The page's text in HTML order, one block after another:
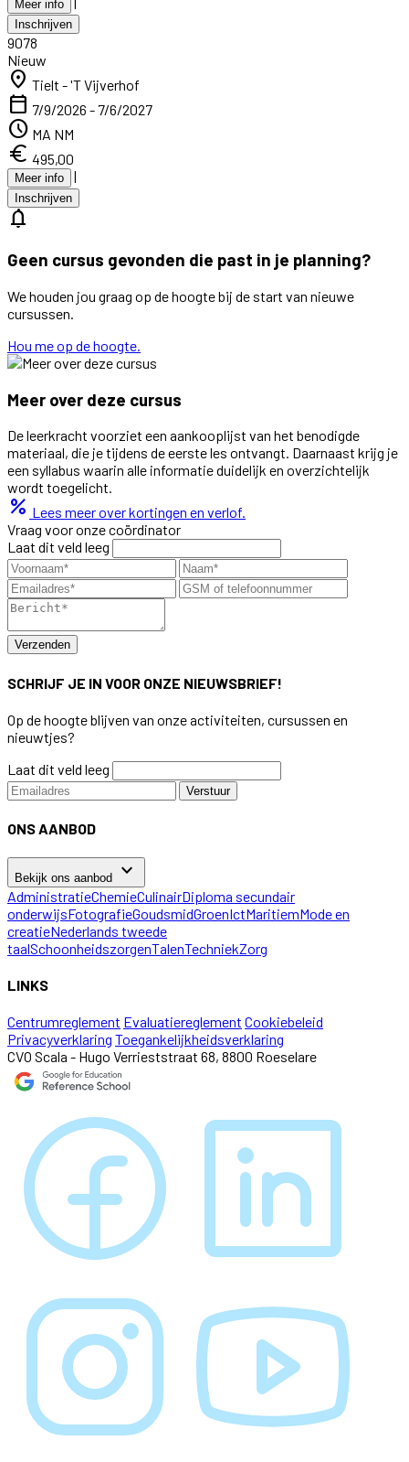
Meer info
Inschrijven
9078
Nieuw
location_on Tielt - 'T Vijverhof
calendar_today 7/9/2026 - 7/6/2027
schedule MA NM
euro 495,00
Meer info |
Inschrijven
notifications
Geen cursus gevonden die past in je planning?
We houden jou graag op de hoogte bij de start van nieuwe
cursussen.
Hou me op de hoogte.
Meer over deze cursus
De leerkracht voorziet een aankooplijst van het benodigde
materiaal, die je tijdens de eerste les ontvangt. Daarnaast krijg je
een syllabus waarin alle informatie duidelijk en overzichtelijk
wordt toegelicht.
percent Lees meer over kortingen en verlof.
Vraag voor onze coördinator
Laat dit veld leeg
Verzenden
SCHRIJF JE IN VOOR ONZE NIEUWSBRIEF!
Op de hoogte blijven van onze activiteiten, cursussen en
nieuwtjes?
Laat dit veld leeg
Verstuur
ONS AANBOD
Bekijk ons aanbod keyboard_arrow_down
AdministratieChemieCulinairDiploma secundair
onderwijsFotografieGoudsmidGroenIctMaritiemMode en
creatieNederlands tweede
taalSchoonheidszorgenTalenTechniekZorg
LINKS
Centrumreglement Evaluatiereglement Cookiebeleid
Privacyverklaring Toegankelijkheidsverklaring
CVO Scala - Hugo Verrieststraat 68, 8800 Roeselare